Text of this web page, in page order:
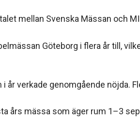
mellan Svenska Mässan och
Göteborg i flera år till,
verkade genomgående nöjda.
års mässa som äger rum 1–3